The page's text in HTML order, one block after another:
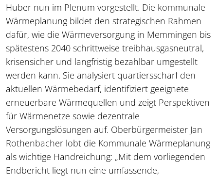
Huber nun im Plenum vorgestellt. Die kommunale
Wärmeplanung bildet den strategischen Rahmen
dafür, wie die Wärmeversorgung in Memmingen bis
spätestens 2040 schrittweise treibhausgasneutral,
krisensicher und langfristig bezahlbar umgestellt
werden kann. Sie analysiert quartiersscharf den
aktuellen Wärmebedarf, identifiziert geeignete
erneuerbare Wärmequellen und zeigt Perspektiven
für Wärmenetze sowie dezentrale
Versorgungslösungen auf. Oberbürgermeister Jan
Rothenbacher lobt die Kommunale Wärmeplanung
als wichtige Handreichung: „Mit dem vorliegenden
Endbericht liegt nun eine umfassende,